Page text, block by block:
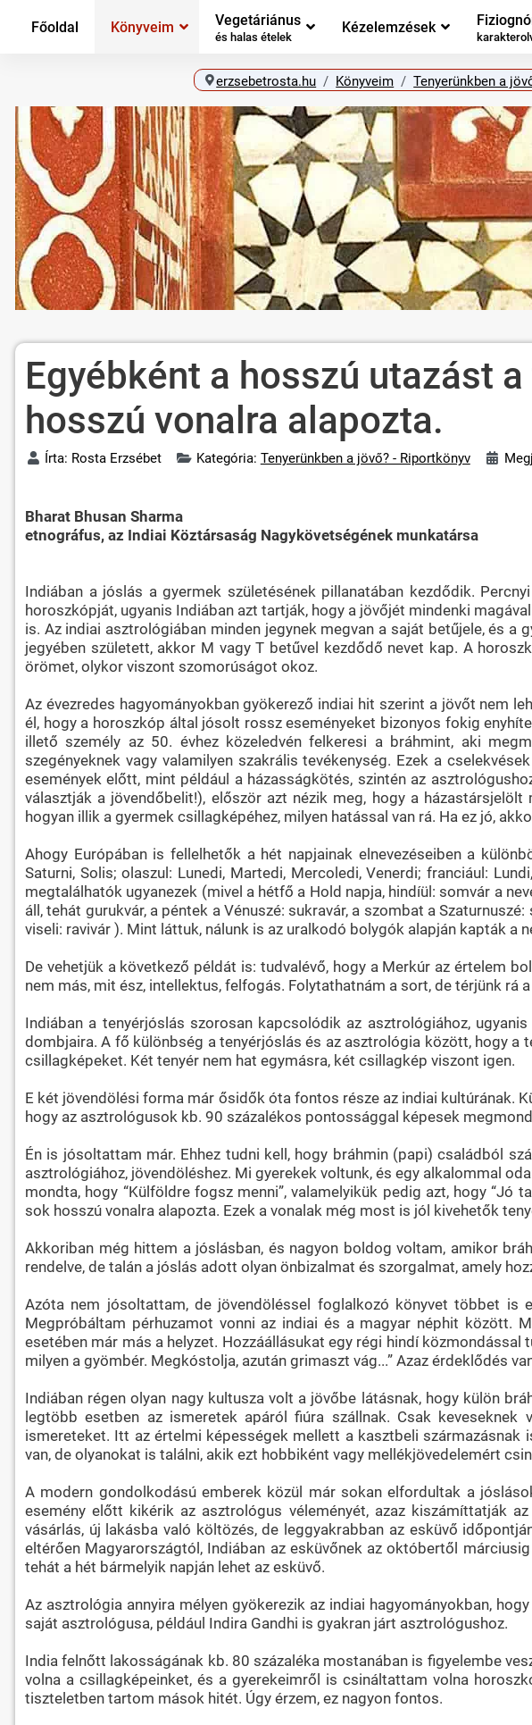
Főoldal Könyveim Vegetáriánus
és halas ételek
Kézelemzések
erzsebetrosta.hu Könyveim Tenyerünkben a
Egyébként a hosszú utazást
hosszú vonalra alapozta.
Írta: Rosta Erzsébet Kategória: Tenyerünkben a jövő? - Riportkönyv
Bharat Bhusan Sharma
etnográfus, az Indiai Köztársaság Nagykövetségének munkatársa
Indiában a jóslás a gyermek születésének pillanatában kezdődik.
horoszkópját, ugyanis Indiában azt tartják, hogy a jövőjét mindenki
is. Az indiai asztrológiában minden jegynek megvan a saját betűjele, és
jegyében született, akkor M vagy T betűvel kezdődő nevet kap. A
örömet, olykor viszont szomorúságot okoz.
Az évezredes hagyományokban gyökerező indiai hit szerint a jövőt nem
él, hogy a horoszkóp által jósolt rossz eseményeket bizonyos fokig
illető személy az 50. évhez közeledvén felkeresi a bráhmint, aki
szegényeknek vagy valamilyen szakrális tevékenység. Ezek a
események előtt, mint például a házasságkötés, szintén az
választják a jövendőbelit!), először azt nézik meg, hogy a
hogyan illik a gyermek csillagképéhez, milyen hatással van rá. Ha ez jó,
Ahogy Európában is fellelhetők a hét napjainak elnevezéseiben a
Saturni, Solis; olaszul: Lunedi, Martedi, Mercoledi, Venerdi; franciául:
megtalálhatók ugyanezek (mivel a hétfő a Hold napja, hindíül: somvár a
áll, tehát gurukvár, a péntek a Vénuszé: sukravár, a szombat a
viseli: ravivár ). Mint láttuk, nálunk is az uralkodó bolygók alapján kapták a
De vehetjük a következő példát is: tudvalévő, hogy a Merkúr az értelem
nem más, mit ész, intellektus, felfogás. Folytathatnám a sort, de térjünk rá
Indiában a tenyérjóslás szorosan kapcsolódik az asztrológiához,
dombjaira. A fő különbség a tenyérjóslás és az asztrológia között, hogy
csillagképeket. Két tenyér nem hat egymásra, két csillagkép viszont igen.
E két jövendölési forma már ősidők óta fontos része az indiai kultúrának.
hogy az asztrológusok kb. 90 százalékos pontossággal képesek
Én is jósoltattam már. Ehhez tudni kell, hogy bráhmin (papi) családból
asztrológiához, jövendöléshez. Mi gyerekek voltunk, és egy alkalommal
mondta, hogy “Külföldre fogsz menni”, valamelyikük pedig azt, hogy
sok hosszú vonalra alapozta. Ezek a vonalak még most is jól kivehetők
Akkoriban még hittem a jóslásban, és nagyon boldog voltam, amikor
rendelve, de talán a jóslás adott olyan önbizalmat és szorgalmat, amely
Azóta nem jósoltattam, de jövendöléssel foglalkozó könyvet többet is
Megpróbáltam pérhuzamot vonni az indiai és a magyar néphit között.
esetében már más a helyzet. Hozzáállásukat egy régi hindí
milyen a gyömbér. Megkóstolja, azután grimaszt vág...” Azaz érdeklődés
Indiában régen olyan nagy kultusza volt a jövőbe látásnak, hogy külön
legtöbb esetben az ismeretek apáról fiúra szállnak. Csak
ismereteket. Itt az értelmi képességek mellett a kasztbeli
van, de olyanokat is találni, akik ezt hobbiként vagy mellékjövedelemért
A modern gondolkodású emberek közül már sokan elfordultak a
esemény előtt kikérik az asztrológus véleményét, azaz kiszámíttatják
vásárlás, új lakásba való költözés, de leggyakrabban az esküvő
eltérően Magyarországtól, Indiában az esküvőnek az októbertől
tehát a hét bármelyik napján lehet az esküvő.
Az asztrológia annyira mélyen gyökerezik az indiai hagyományokban,
saját asztrológusa, például Indira Gandhi is gyakran járt asztrológushoz.
India felnőtt lakosságának kb. 80 százaléka mostanában is figyelembe
volna a csillagképeinket, és a gyerekeimről is csináltattam volna
tiszteletben tartom mások hitét. Úgy érzem, ez nagyon fontos.